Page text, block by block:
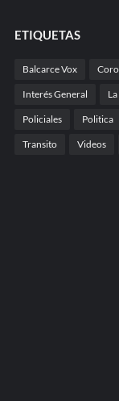
ETIQUETAS
Balcarce Vox
Interés General
Policiales Politica
Transito Videos